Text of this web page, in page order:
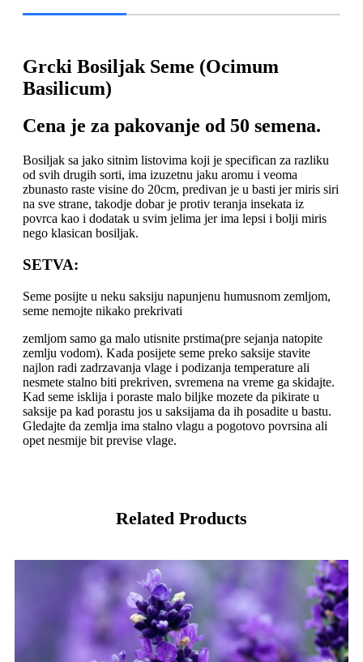
Grcki Bosiljak Seme (Ocimum
Basilicum)
Cena je za pakovanje od 50 semena.
Bosiljak sa jako sitnim listovima koji je specifican za razliku
od svih drugih sorti, ima izuzetnu jaku aromu i veoma
zbunasto raste visine do 20cm, predivan je u basti jer miris siri
na sve strane, takodje dobar je protiv teranja insekata iz
povrca kao i dodatak u svim jelima jer ima lepsi i bolji miris
nego klasican bosiljak.
SETVA:
Seme posijte u neku saksiju napunjenu humusnom zemljom,
seme nemojte nikako prekrivati
zemljom samo ga malo utisnite prstima(pre sejanja natopite
zemlju vodom). Kada posijete seme preko saksije stavite
najlon radi zadrzavanja vlage i podizanja temperature ali
nesmete stalno biti prekriven, svremena na vreme ga skidajte.
Kad seme isklija i poraste malo biljke mozete da pikirate u
saksije pa kad porastu jos u saksijama da ih posadite u bastu.
Gledajte da zemlja ima stalno vlagu a pogotovo povrsina ali
opet nesmije bit previse vlage.
Related Products